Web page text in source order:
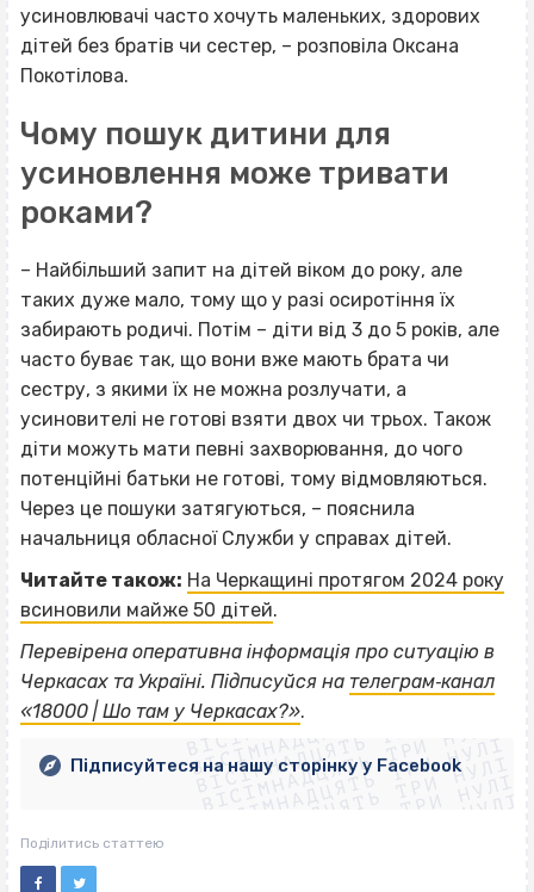
усиновлювачі часто хочуть маленьких, здорових
дітей без братів чи сестер, – розповіла Оксана
Покотілова.
Чому пошук дитини для
усиновлення може тривати
роками?
– Найбільший запит на дітей віком до року, але
таких дуже мало, тому що у разі осиротіння їх
забирають родичі. Потім – діти від 3 до 5 років, але
часто буває так, що вони вже мають брата чи
сестру, з якими їх не можна розлучати, а
усиновителі не готові взяти двох чи трьох. Також
діти можуть мати певні захворювання, до чого
потенційні батьки не готові, тому відмовляються.
Через це пошуки затягуються, – пояснила
начальниця обласної Служби у справах дітей.
Читайте також: На Черкащині протягом 2024 року
всиновили майже 50 дітей.
Перевірена оперативна інформація про ситуацію в
Черкасах та Україні. Підписуйся на телеграм‐канал
«18000 | Шо там у Черкасах?».
ВІСІМНАДЦЯТЬ ТРИ НУЛІ
ВІСІМНАДЦЯТЬ ТРИ НУЛІ
ВІСІМНАДЦЯТЬ ТРИ НУЛІ
ВІСІМНАДЦЯТЬ ТРИ НУЛІ
ВІСІМНАДЦЯТЬ ТРИ НУЛІ
ВІСІМНАДЦЯТЬ ТРИ НУЛІ
ВІСІМНАДЦЯТЬ ТРИ НУЛІ
ВІСІМНАДЦЯТЬ ТРИ НУЛІ
Підписуйтеся на нашу сторінку у Facebook
Поділитись статтею